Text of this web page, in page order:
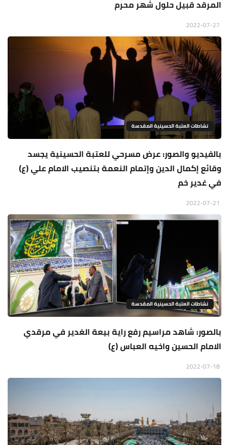
المرقد قبيل حلول شهر محرم
نشاطات العتبة الحسينية المقدسة
بالفيديو والصور: عرض مسرحي للعتبة الحسينية يجسد
وقائع إكمال الدين وإتمام النعمة بتنصيب الامام علي (ع)
في غدير خم
نشاطات العتبة الحسينية المقدسة
بالصور: شاهد مراسيم رفع راية بيعة الغدير في مرقدي
الامام الحسين واخيه العباس (ع)